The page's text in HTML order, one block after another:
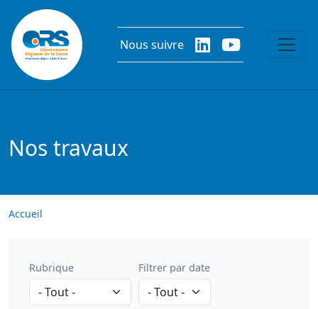
Aller au contenu principal
Nous suivre
Nos travaux
Accueil
Rubrique Filtrer par date